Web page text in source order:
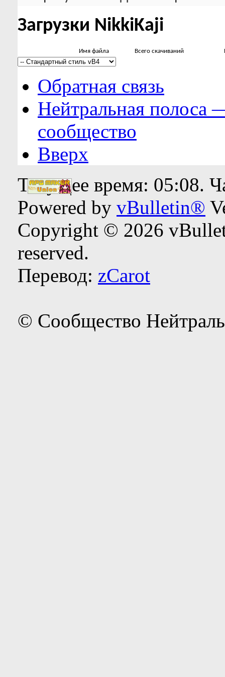
Загрузки NikkiKaji
Имя файла Всего скачиваний
Обратная связь
Нейтральная полоса
сообщество
Вверх
Текущее время: 05:08.
Powered by vBulletin®
Copyright © 2026
reserved.
Перевод: zCarot
© Сообщество